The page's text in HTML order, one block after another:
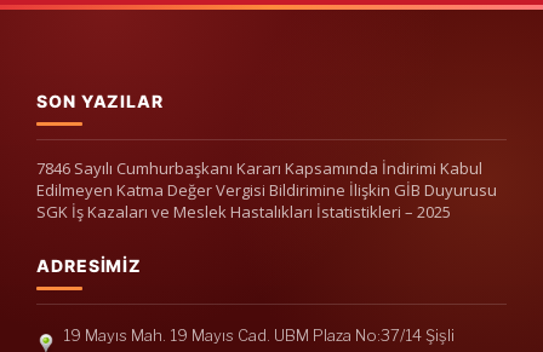
SON YAZILAR
7846 Sayılı Cumhurbaşkanı Kararı Kapsamında İndirimi Kabul
Edilmeyen Katma Değer Vergisi Bildirimine İlişkin GİB Duyurusu
SGK İş Kazaları ve Meslek Hastalıkları İstatistikleri – 2025
ADRESIMIZ
19 Mayıs Mah. 19 Mayıs Cad. UBM Plaza No:37/14 Şişli